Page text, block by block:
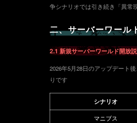
争シナリオでは引き続き「異常
二、サーバーワール
2.1 新規サーバーワールド開放
2026年5月28日のアップデート
りです
シナリオ
マニブス